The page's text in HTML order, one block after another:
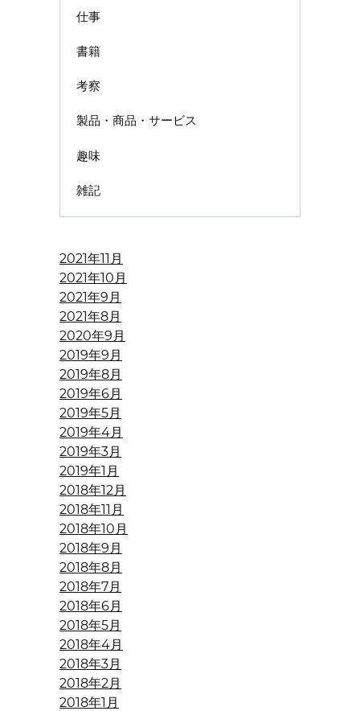
仕事
書籍
考察
製品・商品・サービス
趣味
雑記
2021年11月
2021年10月
2021年9月
2021年8月
2020年9月
2019年9月
2019年8月
2019年6月
2019年5月
2019年4月
2019年3月
2019年1月
2018年12月
2018年11月
2018年10月
2018年9月
2018年8月
2018年7月
2018年6月
2018年5月
2018年4月
2018年3月
2018年2月
2018年1月